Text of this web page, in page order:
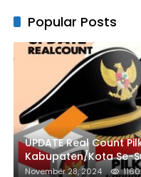
Popular Posts
UPDATE Real Count
Kabupaten/Kota Se-
November 28, 2024